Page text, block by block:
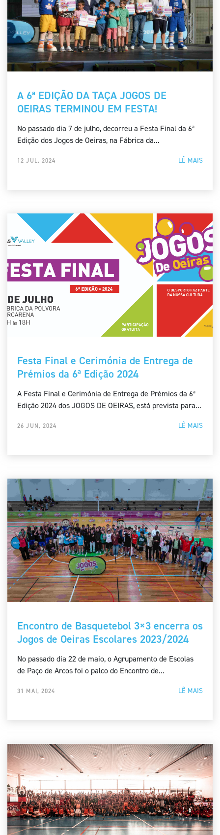
A 6ª EDIÇÃO DA TAÇA JOGOS DE
OEIRAS TERMINOU EM FESTA!
No passado dia 7 de julho, decorreu a Festa Final da 6ª
Edição dos Jogos de Oeiras, na Fábrica da...
LÊ MAIS
12 JUL, 2024
Festa Final e Cerimónia de Entrega de
Prémios da 6ª Edição 2024
A Festa Final e Cerimónia de Entrega de Prémios da 6ª
Edição 2024 dos JOGOS DE OEIRAS, está prevista para...
LÊ MAIS
26 JUN, 2024
Encontro de Basquetebol 3×3 encerra os
Jogos de Oeiras Escolares 2023/2024
No passado dia 22 de maio, o Agrupamento de Escolas
de Paço de Arcos foi o palco do Encontro de...
LÊ MAIS
31 MAI, 2024